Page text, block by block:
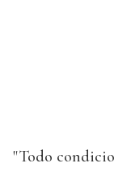
"Todo